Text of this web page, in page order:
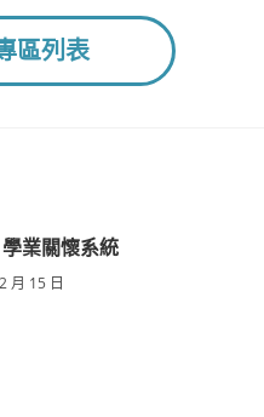
區列表
學業關懷系統
月 15 日